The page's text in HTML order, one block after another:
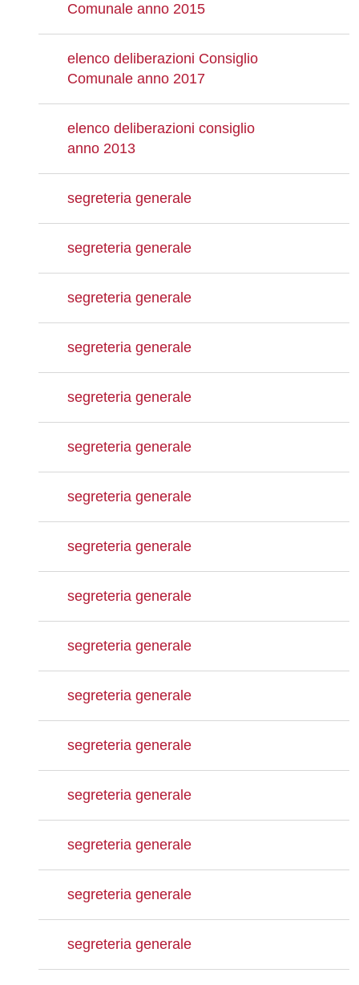
Comunale anno 2015
elenco deliberazioni Consiglio
Comunale anno 2017
elenco deliberazioni consiglio
anno 2013
segreteria generale
segreteria generale
segreteria generale
segreteria generale
segreteria generale
segreteria generale
segreteria generale
segreteria generale
segreteria generale
segreteria generale
segreteria generale
segreteria generale
segreteria generale
segreteria generale
segreteria generale
segreteria generale